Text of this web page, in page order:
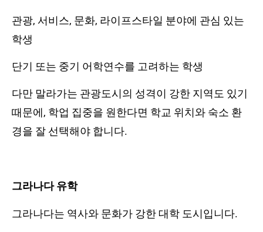
관광, 서비스, 문화, 라이프스타일 분야에 관심 있는
학생
단기 또는 중기 어학연수를 고려하는 학생
다만 말라가는 관광도시의 성격이 강한 지역도 있기
때문에, 학업 집중을 원한다면 학교 위치와 숙소 환
경을 잘 선택해야 합니다.
그라나다 유학
그라나다는 역사와 문화가 강한 대학 도시입니다.